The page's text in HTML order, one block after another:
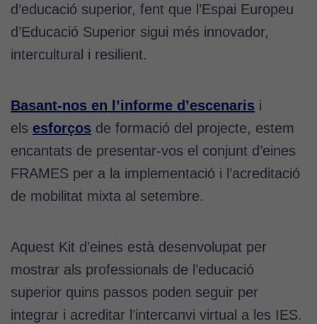
d’educació superior, fent que l’Espai Europeu
d’Educació Superior sigui més innovador,
intercultural i resilient.
Basant-nos en l’informe d’escenaris i
els esforços de formació del projecte, estem
encantats de presentar-vos el conjunt d’eines
FRAMES per a la implementació i l’acreditació
de mobilitat mixta al setembre.
Aquest Kit d’eines està desenvolupat per
mostrar als professionals de l’educació
superior quins passos poden seguir per
integrar i acreditar l’intercanvi virtual a les IES.